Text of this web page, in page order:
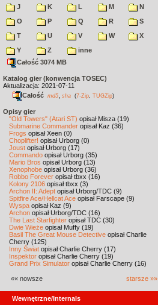
J
K L M
N
O
P Q R
S
T
U V W
X
Y
Z
inne
Całość 3074 MB
Katalog gier (konwencja TOSEC)
Aktualizacja: 2021-07-11
Całość md5 sha (7-Zip TUGZip)
Opisy gier
"Old Towers" (Atari ST) opisał Misza (19)
Submarine Commander opisał Kaz (36)
Frogs opisał Xeen (0)
Choplifter! opisał Urborg (0)
Joust opisał Urborg (17)
Commando opisał Urborg (35)
Mario Bros opisał Urborg (13)
Xenophobe opisał Urborg (36)
Robbo Forever opisał tbxx (16)
Kolony 2106 opisał tbxx (3)
Archon II: Adept opisał Urborg/TDC (9)
Spitfire Ace/Hellcat Ace opisał Farscape (9)
Wyspa opisał Kaz (9)
Archon opisał Urborg/TDC (16)
The Last Starfighter opisał TDC (30)
Dwie Wieże opisał Muffy (19)
Basil The Great Mouse Detective opisał Charlie
Cherry (125)
Inny Świat opisał Charlie Cherry (17)
Inspektor opisał Charlie Cherry (19)
Grand Prix Simulator opisał Charlie Cherry (16)
«« nowsze starsze »»
Wewnętrzne/Internals